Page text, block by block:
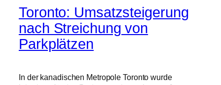
In der kanadischen Metropole Toronto wurde
jahrelang für den Radweg entlang einer großen
Hauptverkehrsstraße gekämpft. Als 2016 dann
und den Restaurants Umsatzeinbußen befürchtet.